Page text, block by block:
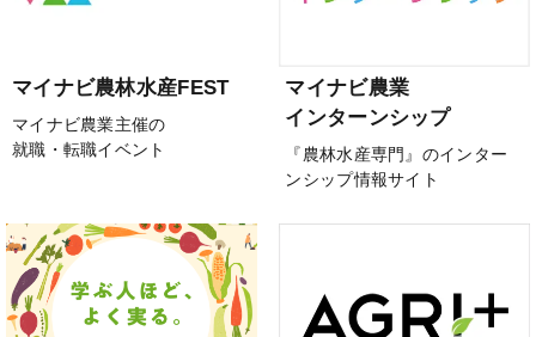
マイナビ農林水産FEST
マイナビ農業主催の
就職・転職イベント
マイナビ農業
インターンシップ
『農林水産専門』のインター
ンシップ情報サイト